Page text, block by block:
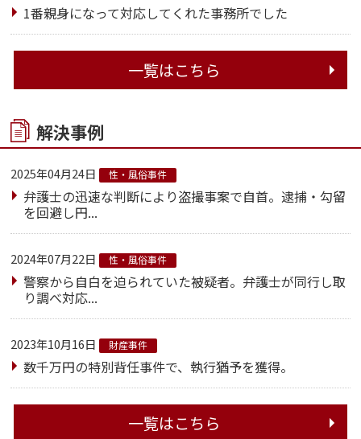
1番親身になって対応してくれた事務所でした
一覧はこちら
解決事例
2025年04月24日 性・風俗事件
弁護士の迅速な判断により盗撮事案で自首。逮捕・勾留
を回避し円...
2024年07月22日 性・風俗事件
警察から自白を迫られていた被疑者。弁護士が同行し取
り調べ対応...
2023年10月16日 財産事件
数千万円の特別背任事件で、執行猶予を獲得。
一覧はこちら